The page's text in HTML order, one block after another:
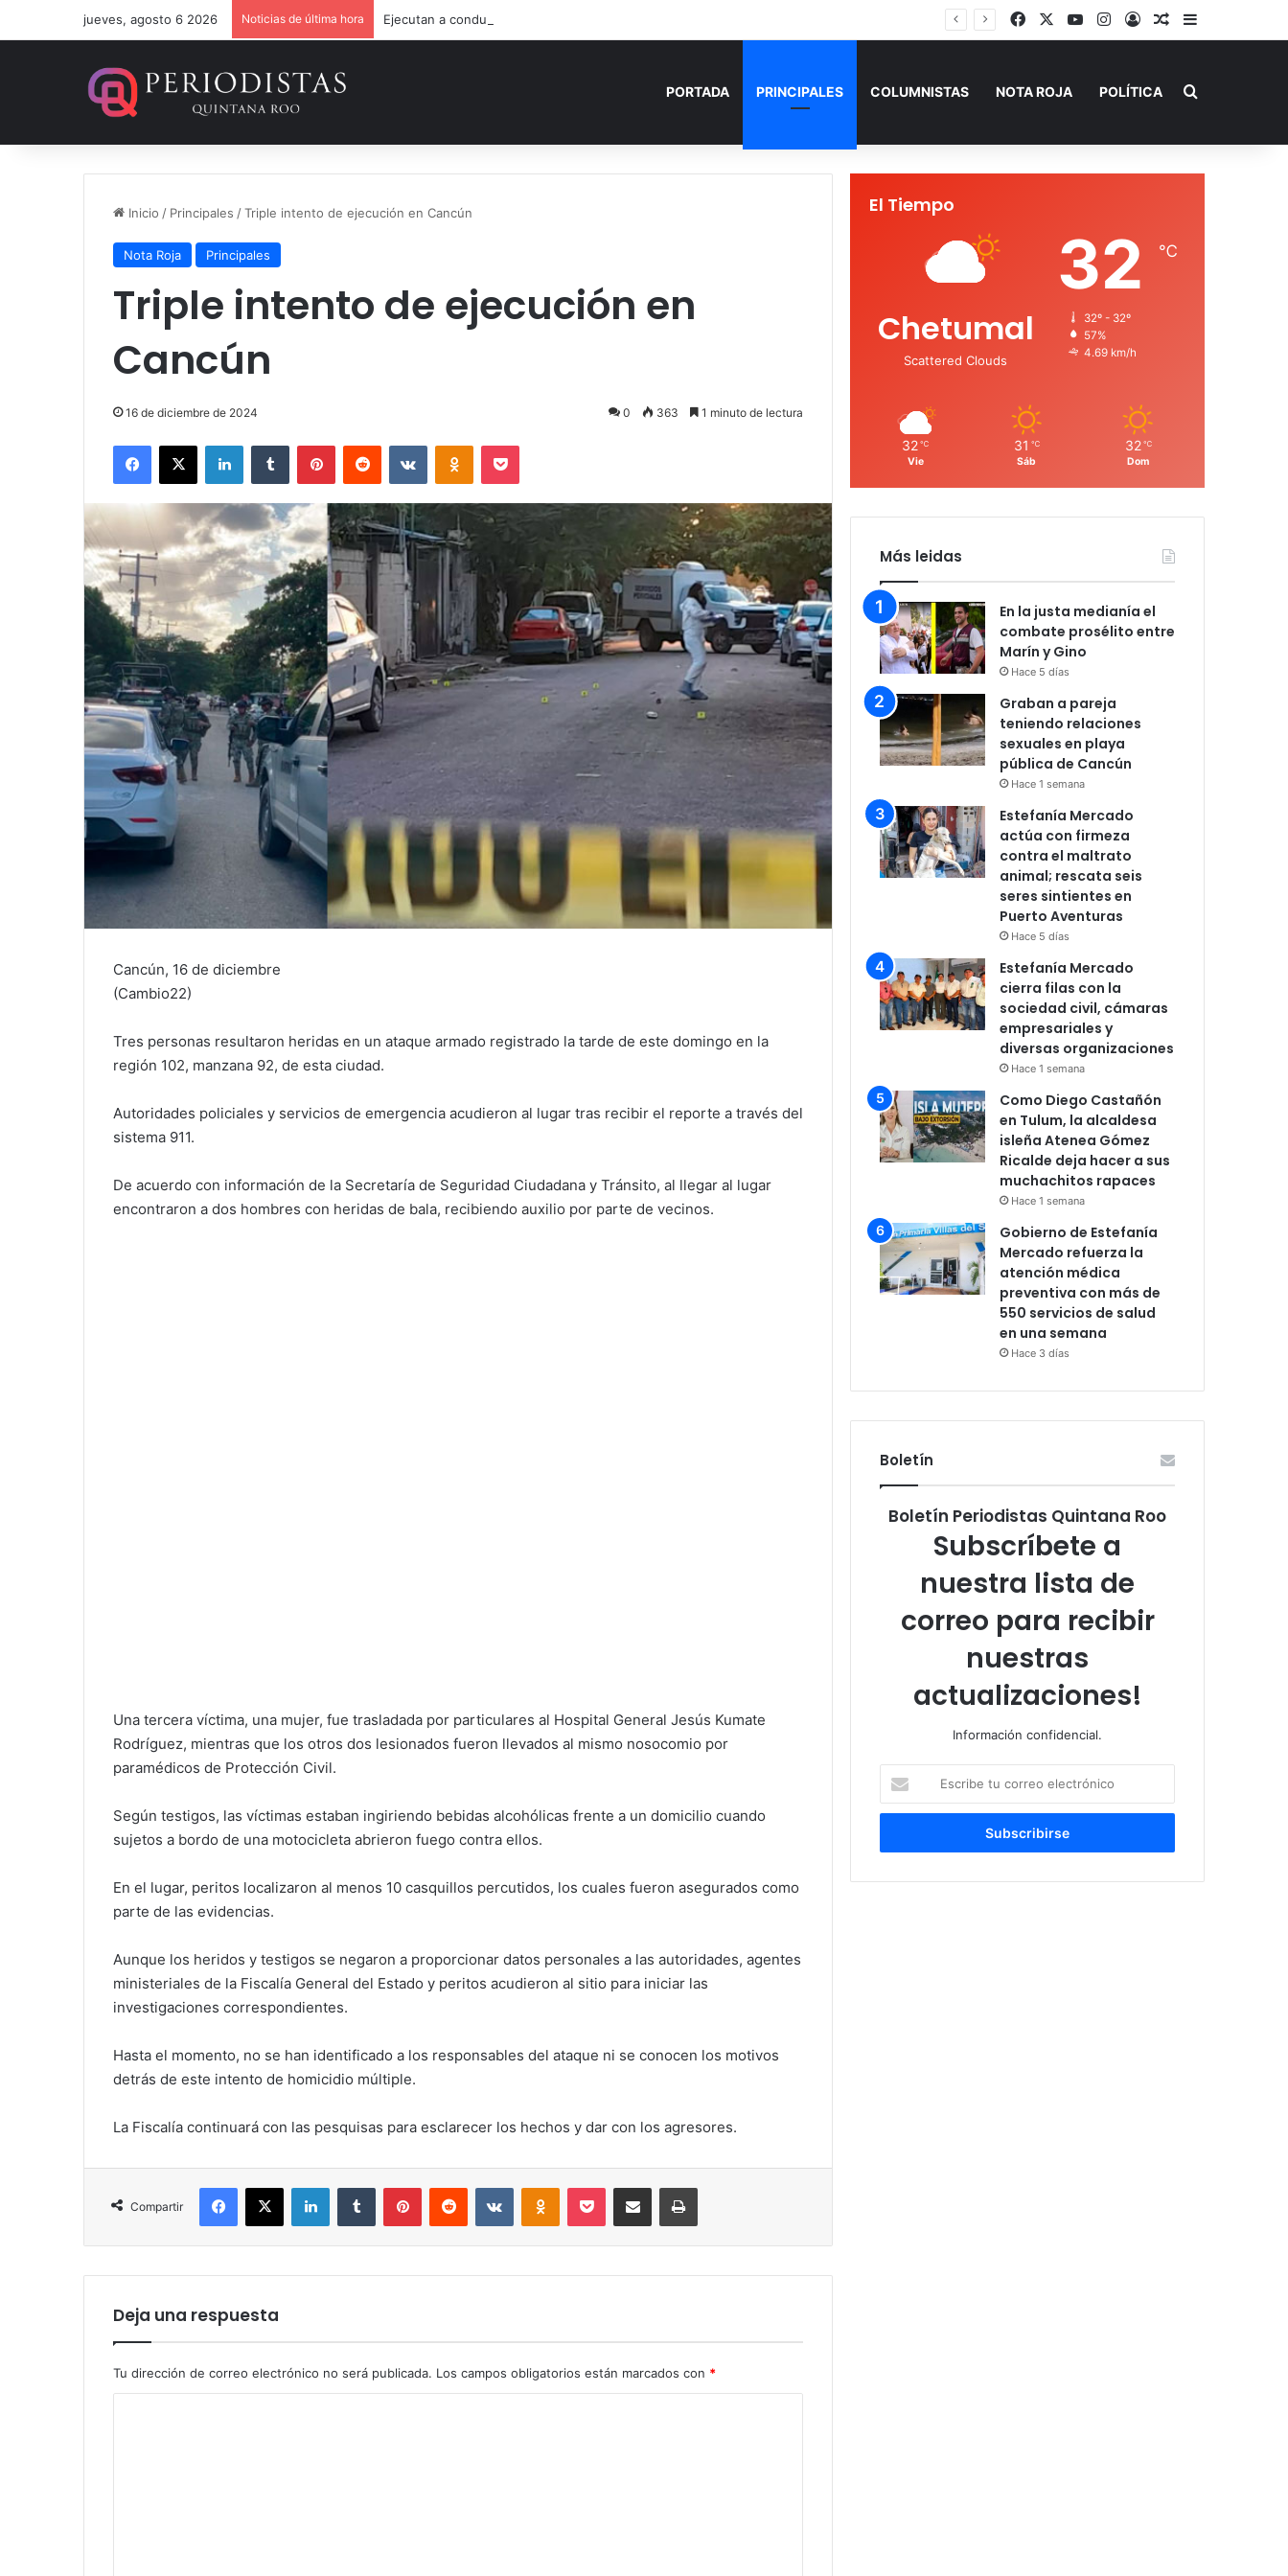
jueves, agosto 6 2026 Noticias de última hora Ejecutan a conductor de un lujoso auto en Tulum FacebookYouTubeInstagram
AccesoPublicación al
Barra lateral
PORTADA PRINCIPALES COLUMNISTAS NOTA ROJA POLÍTICA Buscar por
Inicio / Principales /Triple intento de ejecución en Cancún
Nota Roja Principales
Triple intento de ejecución en
Cancún
16 de diciembre de 2024 0 363 1 minuto de lectura
Facebook
X LinkedInTumblr PinterestReddit VKontakteOdnoklassniki
Pocket
Cancún, 16 de diciembre
(Cambio22)
Tres personas resultaron heridas en un ataque armado registrado la tarde de este domingo en la
región 102, manzana 92, de esta ciudad.
Autoridades policiales y servicios de emergencia acudieron al lugar tras recibir el reporte a través del
sistema 911.
De acuerdo con información de la Secretaría de Seguridad Ciudadana y Tránsito, al llegar al lugar
encontraron a dos hombres con heridas de bala, recibiendo auxilio por parte de vecinos.
Una tercera víctima, una mujer, fue trasladada por particulares al Hospital General Jesús Kumate
Rodríguez, mientras que los otros dos lesionados fueron llevados al mismo nosocomio por
paramédicos de Protección Civil.
Según testigos, las víctimas estaban ingiriendo bebidas alcohólicas frente a un domicilio cuando
sujetos a bordo de una motocicleta abrieron fuego contra ellos.
En el lugar, peritos localizaron al menos 10 casquillos percutidos, los cuales fueron asegurados como
parte de las evidencias.
Aunque los heridos y testigos se negaron a proporcionar datos personales a las autoridades, agentes
ministeriales de la Fiscalía General del Estado y peritos acudieron al sitio para iniciar las
investigaciones correspondientes.
Hasta el momento, no se han identificado a los responsables del ataque ni se conocen los motivos
detrás de este intento de homicidio múltiple.
La Fiscalía continuará con las pesquisas para esclarecer los hechos y dar con los agresores.
Compartir
Facebook
X LinkedInTumblr PinterestReddit VKontakteOdnoklassniki
Pocket Compartir por correo electrónicoImprimir
Deja una respuesta
Tu dirección de correo electrónico no será publicada. Los campos obligatorios están marcados con *
El Tiempo
Chetumal
Scattered Clouds
32 ℃
32º - 32º
57%
4.69 km/h
32 ℃
Vie
31 ℃
Sáb
32 ℃
Dom
Más leidas
En la justa medianía el
combate prosélito entre
Marín y Gino
Hace 5 días
Graban a pareja
teniendo relaciones
sexuales en playa
pública de Cancún
Hace 1 semana
Estefanía Mercado
actúa con firmeza
contra el maltrato
animal; rescata seis
seres sintientes en
Puerto Aventuras
Hace 5 días
Estefanía Mercado
cierra filas con la
sociedad civil, cámaras
empresariales y
diversas organizaciones
Hace 1 semana
Como Diego Castañón
en Tulum, la alcaldesa
isleña Atenea Gómez
Ricalde deja hacer a sus
muchachitos rapaces
Hace 1 semana
Gobierno de Estefanía
Mercado refuerza la
atención médica
preventiva con más de
550 servicios de salud
en una semana
Hace 3 días
Boletín
Boletín Periodistas Quintana Roo
Subscríbete a
nuestra lista de
correo para recibir
nuestras
actualizaciones!
Información confidencial.
tu
correo